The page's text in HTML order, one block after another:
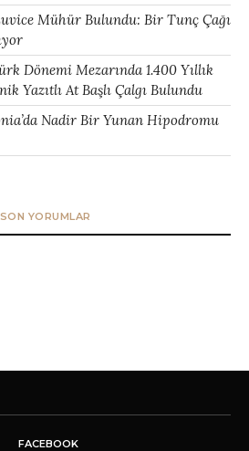
Mühür Bulundu: Bir Tunç Çağı
Dönemi Mezarında 1.400 Yıllık
Yazıtlı At Başlı Çalgı Bulundu
Nadir Bir Yunan Hipodromu
SON YORUMLAR
FACEBOOK